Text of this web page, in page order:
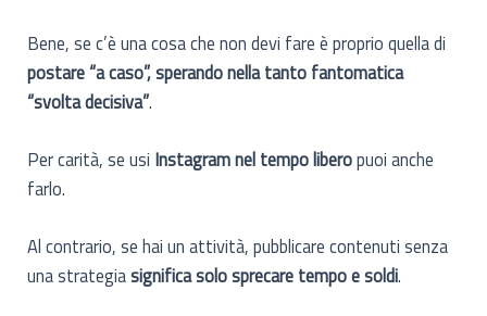
Bene, se c’è una cosa che non devi fare è proprio quella di
postare “a caso”, sperando nella tanto fantomatica
“svolta decisiva”.
Per carità, se usi Instagram nel tempo liberopuoi anche
farlo.
Al contrario, se hai un attività, pubblicare contenuti senza
una strategiasignifica solo sprecare tempo e soldi.